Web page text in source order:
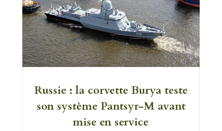
Russie : la corvette Burya teste
son système Pantsyr-M avant
mise en service